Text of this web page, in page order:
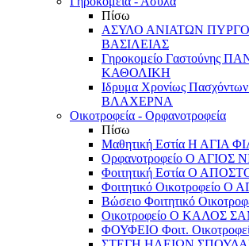
Πίσω
ΑΣΥΛΟ ΑΝΙΑΤΩΝ
ΒΑΣΙΛΕΙΑΣ
Γηροκομείο Γαστούνης
ΚΑΘΟΛΙΚΗ
Ιδρυμα Χρονίως
ΒΛΑΧΕΡΝΑ
Οικοτροφεία - Ορφανοτροφεία
Πίσω
Μαθητική Εστία Η ΑΓΙΑ
Ορφανοτροφείο Ο ΑΓΙΟΣ
Φοιτητική Εστία Ο
Φοιτητικό Οικοτροφείο
Βώσειο Φοιτητικό
Οικοτροφείο Ο ΚΑΛΟΣ
ΦΟΥΦΕΙΟ Φοιτ.